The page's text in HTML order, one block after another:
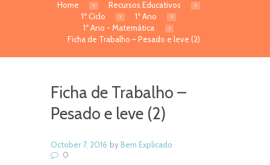
Home
Recursos Educativos
1º Ciclo
1º Ano
1º Ano - Matemática
Ficha de Trabalho – Pesado e leve (2)
Ficha de Trabalho –
Pesado e leve (2)
October 7, 2016 byBem Explicado
0